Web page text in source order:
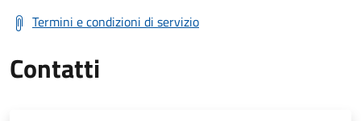
Termini e condizioni di servizio
Contatti